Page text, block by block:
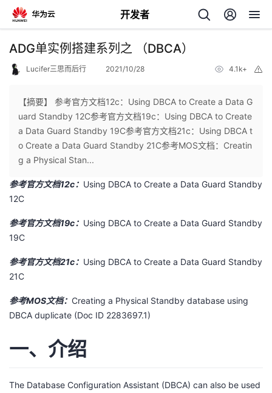
开发者
返
个
主
页
的
开
发
者
的
博
我
的
我
ADG单实例搭建系列之 （DBCA）
Lucifer三思而后行 2021/10/28 4.1k+
【摘要】 参考官方文档12c：Using DBCA to Create a Data G
uard Standby 12C参考官方文档19c：Using DBCA to Create
a Data Guard Standby 19C参考官方文档21c：Using DBCA t
o Create a Data Guard Standby 21C参考MOS文档：Creatin
g a Physical Stan...
参考官方文档12c： Using DBCA to Create a Data Guard Standby
12C
参考官方文档19c： Using DBCA to Create a Data Guard Standby
19C
参考官方文档21c： Using DBCA to Create a Data Guard Standby
21C
参考MOS文档： Creating a Physical Standby database using
DBCA duplicate (Doc ID 2283697.1)
一、介绍
The Database Configuration Assistant (DBCA) can also be used